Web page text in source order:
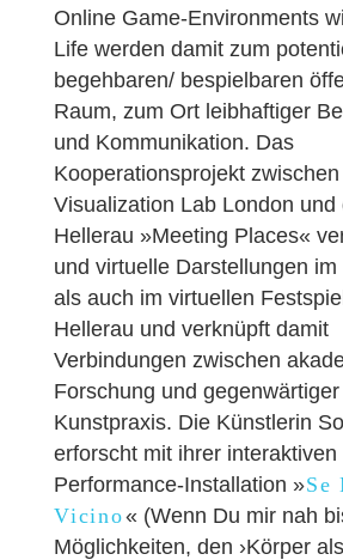
Online Game-Environments
Life werden damit zum
begehbaren/ bespielbaren
Raum, zum Ort leibhaftiger
und Kommunikation. Das
Kooperationsprojekt
Visualization Lab London und
Hellerau »Meeting Places«
und virtuelle Darstellungen im
als auch im virtuellen
Hellerau und verknüpft damit
Verbindungen zwischen
Forschung und gegenwärtiger
Kunstpraxis. Die Künstlerin
erforscht mit ihrer interaktiven
Performance-Installation »Se
Vicino« (Wenn Du mir nah
Möglichkeiten, den ›Körper